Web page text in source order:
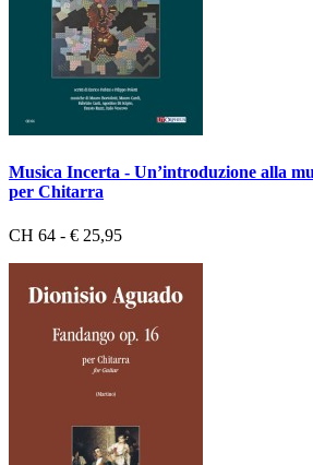
Musica Incerta - Un’introduzione alla
per Chitarra
CH 64 - € 25,95